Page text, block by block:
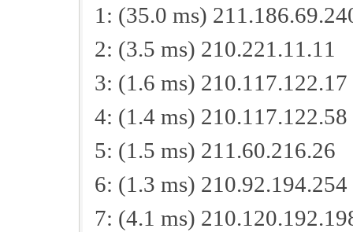
1: (35.0 ms)
2: (3.5 ms) 210.221.11.11
3: (1.6 ms) 210.117.122.17
4: (1.4 ms) 210.117.122.58
5: (1.5 ms) 211.60.216.26
6: (1.3 ms) 210.92.194.254
7: (4.1 ms)